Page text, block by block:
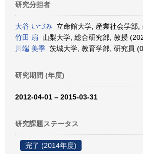
研究分担者
大谷 いづみ 立命館大学, 産業社会学部,
竹田 扇 山梨大学, 総合研究部, 教授
川端 美季 茨城大学, 教育学部, 研究員
研究期間 (年度)
2012-04-01 – 2015-03-31
研究課題ステータス
完了 (2014年度)